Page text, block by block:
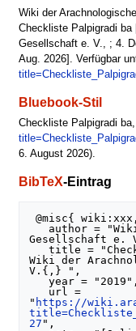
Wiki der
Checkliste Palpigradi
Gesellschaft e. V., ; 4.
Aug. 2026]. Verfügbar
Bluebook-Stil
Checkliste Palpigradi ba,
6. August 2026).
BibTeX-Eintrag
@misc{ wiki:xxx,
Gesellschaft e.
   title = "Checkliste Palpigradi ba ---
Wiki der
V.{,} ",
   year = "2019",
" https://
27 ",